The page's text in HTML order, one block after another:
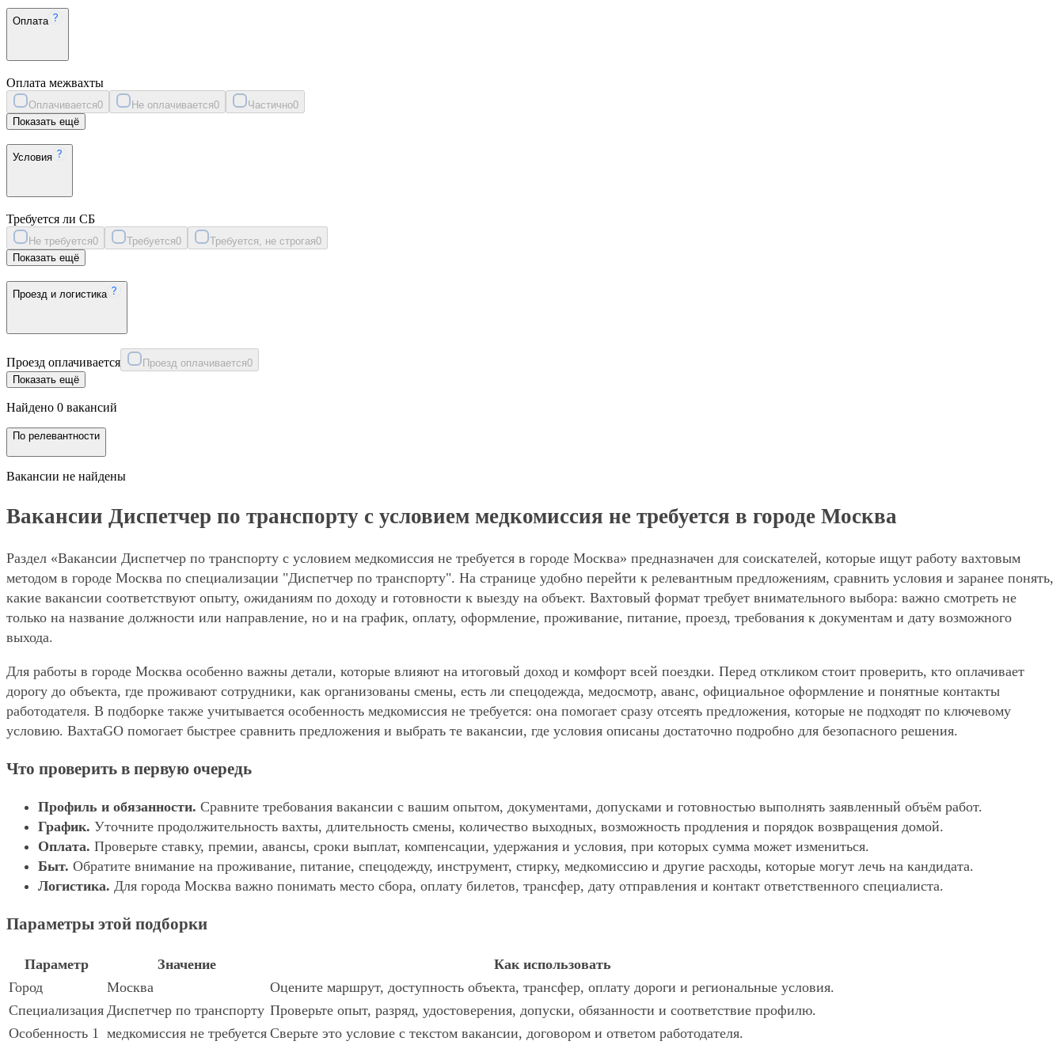
Оплата
Оплата межвахты
Оплачивается0 Не оплачивается0 Частично0
Показать ещё
Условия
Требуется ли СБ
Не требуется0 Требуется0 Требуется, не строгая0
Показать ещё
Проезд и логистика
Проезд оплачивается Проезд оплачивается0
Показать ещё
Найдено 0 вакансий
По релевантности
Вакансии не найдены
Вакансии Диспетчер по транспорту с условием медкомиссия не требуется в городе Москва
Раздел «Вакансии Диспетчер по транспорту с условием медкомиссия не требуется в городе Москва» предназначен для соискателей, которые ищут работу вахтовым
методом в городе Москва по специализации "Диспетчер по транспорту". На странице удобно перейти к релевантным предложениям, сравнить условия и заранее понять,
какие вакансии соответствуют опыту, ожиданиям по доходу и готовности к выезду на объект. Вахтовый формат требует внимательного выбора: важно смотреть не
только на название должности или направление, но и на график, оплату, оформление, проживание, питание, проезд, требования к документам и дату возможного
выхода.
Для работы в городе Москва особенно важны детали, которые влияют на итоговый доход и комфорт всей поездки. Перед откликом стоит проверить, кто оплачивает
дорогу до объекта, где проживают сотрудники, как организованы смены, есть ли спецодежда, медосмотр, аванс, официальное оформление и понятные контакты
работодателя. В подборке также учитывается особенность медкомиссия не требуется: она помогает сразу отсеять предложения, которые не подходят по ключевому
условию. ВахтаGO помогает быстрее сравнить предложения и выбрать те вакансии, где условия описаны достаточно подробно для безопасного решения.
Что проверить в первую очередь
Профиль и обязанности. Сравните требования вакансии с вашим опытом, документами, допусками и готовностью выполнять заявленный объём работ.
График. Уточните продолжительность вахты, длительность смены, количество выходных, возможность продления и порядок возвращения домой.
Оплата. Проверьте ставку, премии, авансы, сроки выплат, компенсации, удержания и условия, при которых сумма может измениться.
Быт. Обратите внимание на проживание, питание, спецодежду, инструмент, стирку, медкомиссию и другие расходы, которые могут лечь на кандидата.
Логистика. Для города Москва важно понимать место сбора, оплату билетов, трансфер, дату отправления и контакт ответственного специалиста.
Параметры этой подборки
Параметр Значение
Как использовать
Город
Москва
Оцените маршрут, доступность объекта, трансфер, оплату дороги и региональные условия.
Специализация Диспетчер по транспорту Проверьте опыт, разряд, удостоверения, допуски, обязанности и соответствие профилю.
Особенность 1 медкомиссия не требуется Сверьте это условие с текстом вакансии, договором и ответом работодателя.